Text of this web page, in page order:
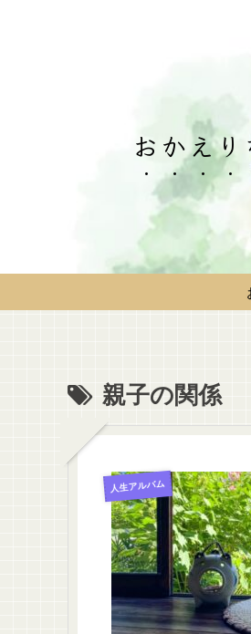
おかえ
親子の関係
人生アルバム